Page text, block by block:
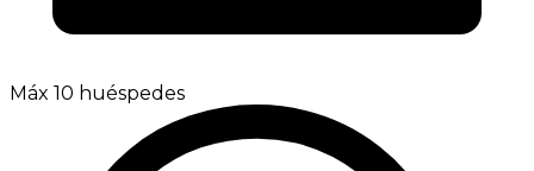
Máx 10 huéspedes